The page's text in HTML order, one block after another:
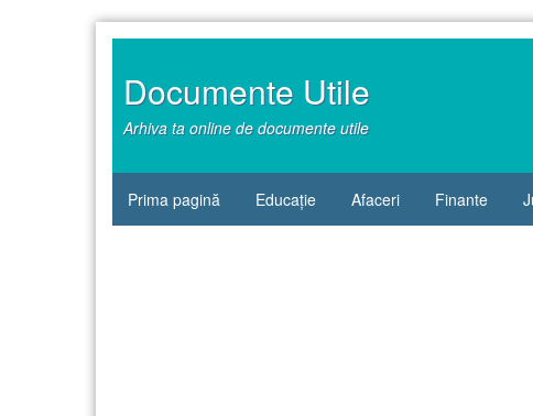
Documente Utile
Arhiva ta online de documente utile
Prima pagină Educație Afaceri Finante